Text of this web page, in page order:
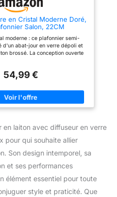
support de lampe, un
des accessoires de
montage. Structure simple
facile. Le design de
suspension simple sera la
décoration la plus
parfait pour tous les styles
manger, salons, chambres
commerciales, cafés,
en Cristal Moderne Doré,
Salon, 22CM
moderne : ce plafonnier semi-
d'un abat-jour en verre dépoli et
brossé. La conception ouverte
de long et 22 cm de large. Ce
de 15 à 35 pieds carrés.
est équipé d'une douille
maximale de 60 watts ;
bains, les cuisines, les couloirs
sont à intensité variable
avec des ampoules à intensité
et un variateur compatible. Les
ne sont pas inclus.
54,99 €
en laiton avec diffuseur en verre
pour qui souhaite allier
Son design intemporel, sa
et ses performances
élément essentiel pour toute
style et praticité. Que